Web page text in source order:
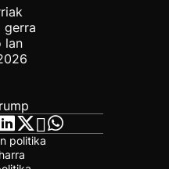
gerra
lan
politika